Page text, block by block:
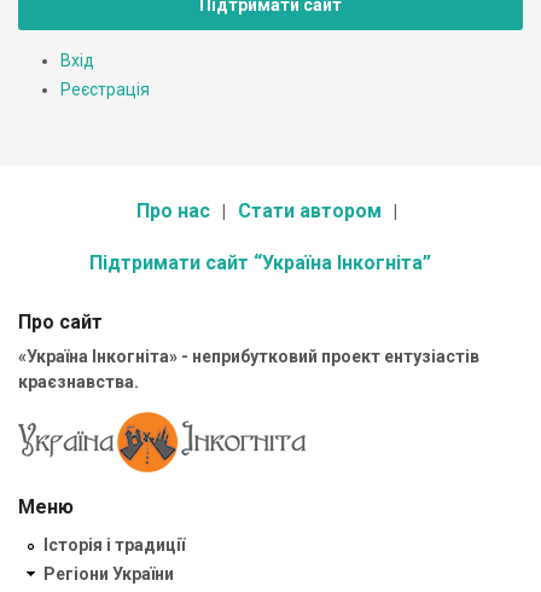
Підтримати сайт
Вхід
Реєстрація
Про нас Стати автором
Підтримати сайт “Україна Інкогніта”
Про сайт
«Україна Інкогніта» - неприбутковий проект ентузіастів
краєзнавства.
Меню
Історія і традиції
Регіони України